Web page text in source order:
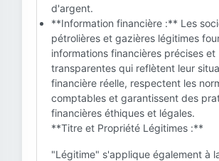
d'argent.
**Information financière :** Les
pétrolières et gazières légitimes
informations financières précises et
transparentes qui reflètent leur
financière réelle, respectent les
comptables et garantissent des
financières éthiques et légales.
**Titre et Propriété Légitimes :**
"Légitime" s'applique également à